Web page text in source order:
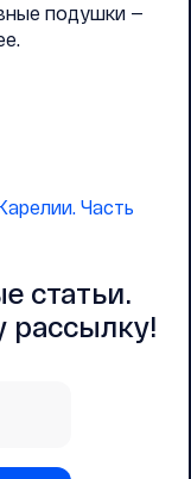
подушки —
Часть
статьи.
рассылку!